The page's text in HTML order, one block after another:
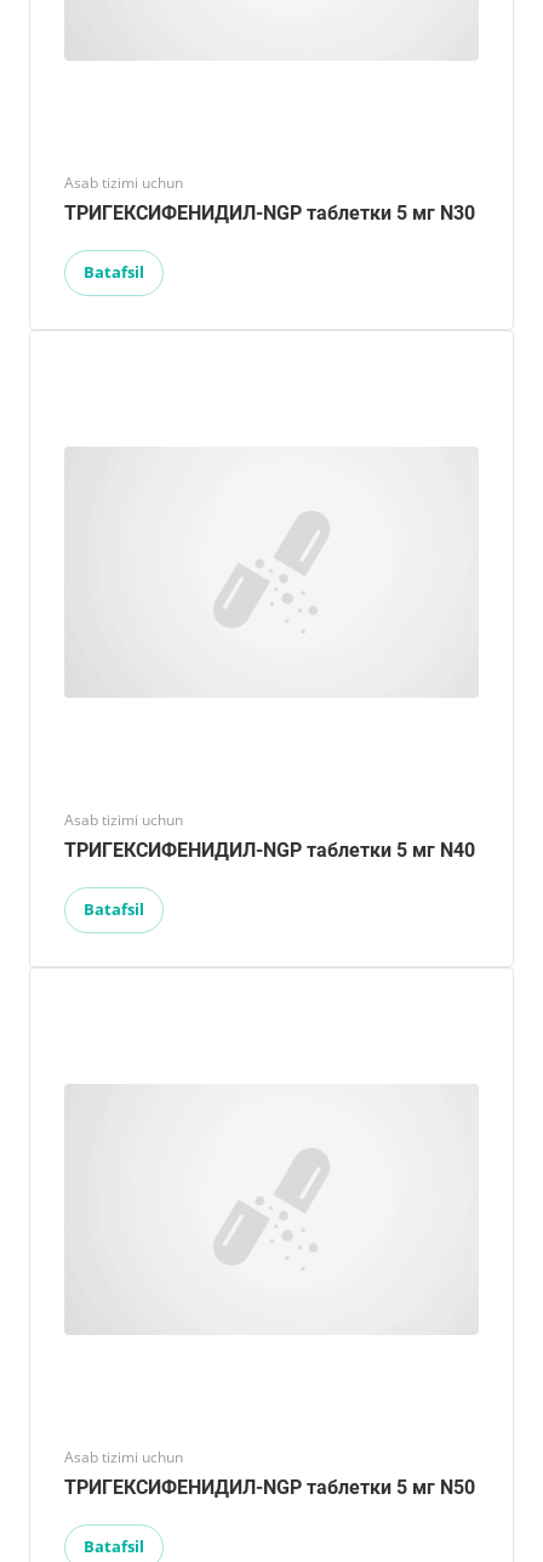
Asab tizimi uchun
ТРИГЕКСИФЕНИДИЛ-NGP таблетки 5 мг N30
Batafsil
Asab tizimi uchun
ТРИГЕКСИФЕНИДИЛ-NGP таблетки 5 мг N40
Batafsil
Asab tizimi uchun
ТРИГЕКСИФЕНИДИЛ-NGP таблетки 5 мг N50
Batafsil